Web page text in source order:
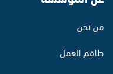
من نحن
طاقم العمل